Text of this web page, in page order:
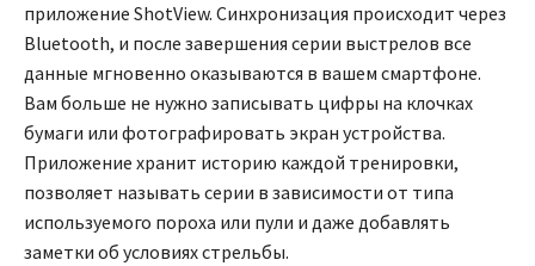
приложение ShotView. Синхронизация происходит через
Bluetooth, и после завершения серии выстрелов все
данные мгновенно оказываются в вашем смартфоне.
Вам больше не нужно записывать цифры на клочках
бумаги или фотографировать экран устройства.
Приложение хранит историю каждой тренировки,
позволяет называть серии в зависимости от типа
используемого пороха или пули и даже добавлять
заметки об условиях стрельбы.